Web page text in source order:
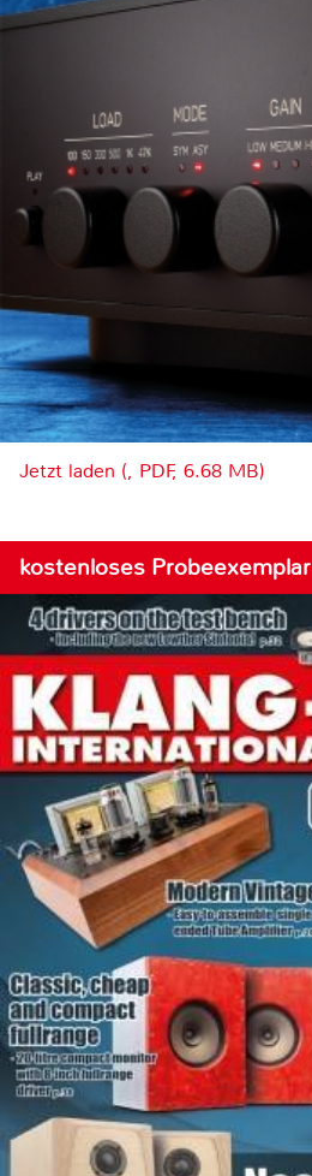
Jetzt laden (, PDF, 6.68 MB)
kostenloses Probeexemplar